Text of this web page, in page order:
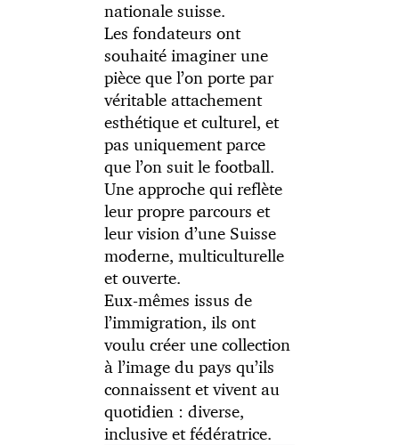
nationale suisse.
Les fondateurs ont
souhaité imaginer une
pièce que l’on porte par
véritable attachement
esthétique et culturel, et
pas uniquement parce
que l’on suit le football.
Une approche qui reflète
leur propre parcours et
leur vision d’une Suisse
moderne, multiculturelle
et ouverte.
Eux-mêmes issus de
l’immigration, ils ont
voulu créer une collection
à l’image du pays qu’ils
connaissent et vivent au
quotidien : diverse,
inclusive et fédératrice.